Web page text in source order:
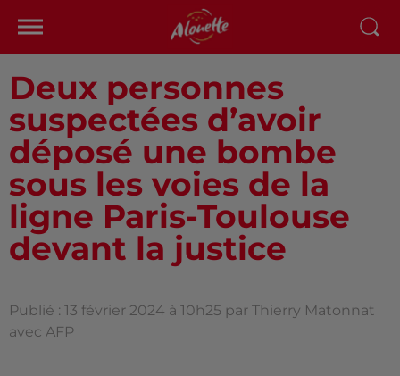
Deux personnes
suspectées d’avoir
déposé une bombe
sous les voies de la
ligne Paris-Toulouse
devant la justice
Publié : 13 février 2024 à 10h25 par Thierry Matonnat
avec AFP